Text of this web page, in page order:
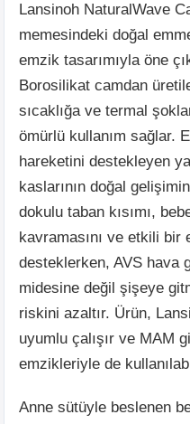
Lansinoh NaturalWave
memesindeki doğal
emzik tasarımıyla öne
Borosilikat camdan
sıcaklığa ve termal
ömürlü kullanım sağlar.
hareketini destekleyen
kaslarının doğal
dokulu taban kısımı,
kavramasını ve etkili bir
desteklerken, AVS hava
midesine değil şişeye
riskini azaltır. Ürün,
uyumlu çalışır ve MAM
emzikleriyle de
Anne sütüyle beslenen